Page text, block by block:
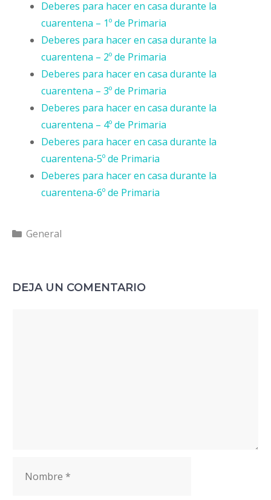
Deberes para hacer en casa durante la
cuarentena – 1º de Primaria
Deberes para hacer en casa durante la
cuarentena – 2º de Primaria
Deberes para hacer en casa durante la
cuarentena – 3º de Primaria
Deberes para hacer en casa durante la
cuarentena – 4º de Primaria
Deberes para hacer en casa durante la
cuarentena-5º de Primaria
Deberes para hacer en casa durante la
cuarentena-6º de Primaria
Categorías
General
DEJA UN COMENTARIO